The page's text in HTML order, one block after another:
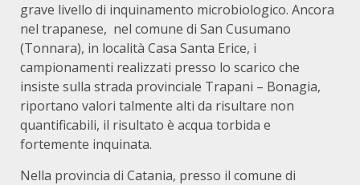
grave livello di inquinamento microbiologico. Ancora
nel trapanese, nel comune di San Cusumano
(Tonnara), in località Casa Santa Erice, i
campionamenti realizzati presso lo scarico che
insiste sulla strada provinciale Trapani – Bonagia,
riportano valori talmente alti da risultare non
quantificabili, il risultato è acqua torbida e
fortemente inquinata.
Nella provincia di Catania, presso il comune di